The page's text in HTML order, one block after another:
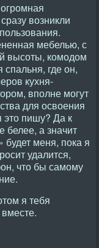
возникли
мебелью, с
высоты, комодом
где он,
кухня-
вполне могут
для освоения
это пишу? Да к
белее, а значит
будет меня, пока я
удалится,
что бы самому
я тебя